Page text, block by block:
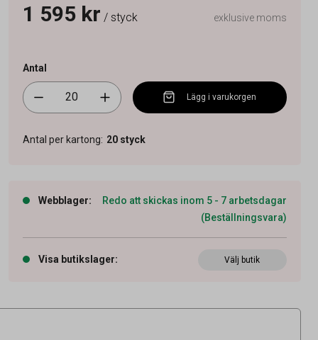
1 595 kr / styck exklusive moms
Antal
Lägg i varukorgen
Antal per kartong: 20 styck
Webblager:
Redo att skickas inom 5 - 7 arbetsdagar
(Beställningsvara)
Visa butikslager: Välj butik